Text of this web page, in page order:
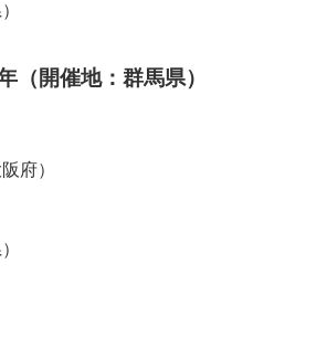
（開催地：群馬県）
府）